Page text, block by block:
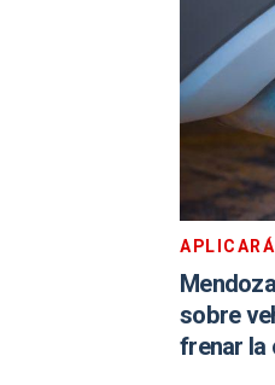
sobre
frenar la